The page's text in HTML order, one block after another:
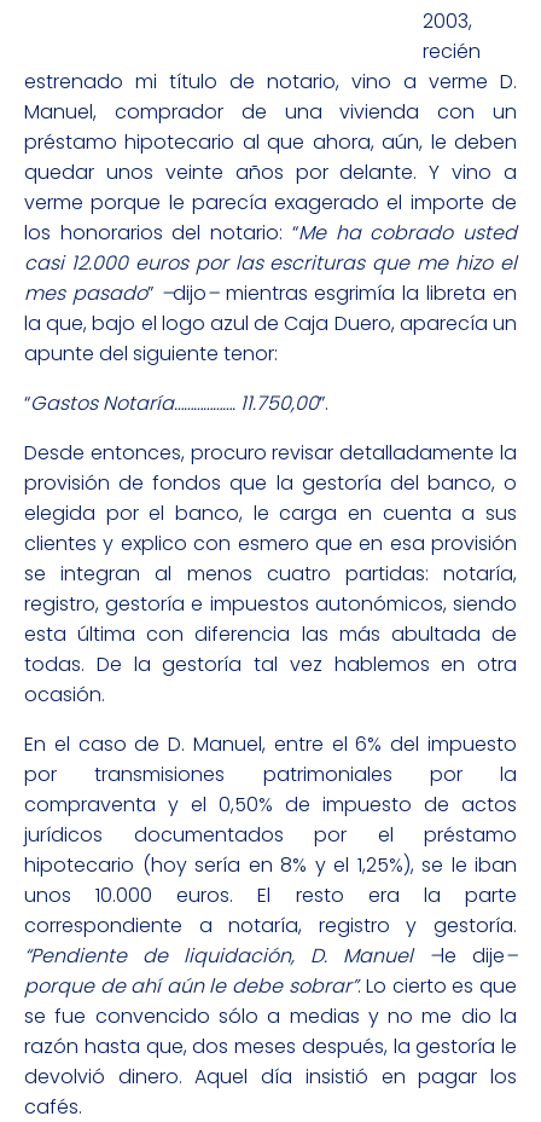
2003,
recién
estrenado mi título de notario, vino a verme D.
Manuel, comprador de una vivienda con un
préstamo hipotecario al que ahora, aún, le deben
quedar unos veinte años por delante. Y vino a
verme porque le parecía exagerado el importe de
los honorarios del notario: “Me ha cobrado usted
casi 12.000 euros por las escrituras que me hizo el
mes pasado” –dijo–mientras esgrimía la libreta en
la que, bajo el logo azul de Caja Duero, aparecía un
apunte del siguiente tenor:
“Gastos Notaría………………. 11.750,00”.
Desde entonces, procuro revisar detalladamente la
provisión de fondos que la gestoría del banco, o
elegida por el banco, le carga en cuenta a sus
clientes y explico con esmero que en esa provisión
se integran al menos cuatro partidas: notaría,
registro, gestoría e impuestos autonómicos, siendo
esta última con diferencia las más abultada de
todas. De la gestoría tal vez hablemos en otra
ocasión.
En el caso de D. Manuel, entre el 6% del impuesto
por transmisiones patrimoniales por la
compraventa y el 0,50% de impuesto de actos
jurídicos documentados por el préstamo
hipotecario (hoy sería en 8% y el 1,25%), se le iban
unos 10.000 euros. El resto era la parte
correspondiente a notaría, registro y gestoría.
“Pendiente de liquidación, D. Manuel –le dije–
porque de ahí aún le debe sobrar”. Lo cierto es que
se fue convencido sólo a medias y no me dio la
razón hasta que, dos meses después, la gestoría le
devolvió dinero. Aquel día insistió en pagar los
cafés.